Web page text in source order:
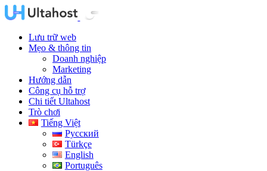
Lưu trữ web
Mẹo & thông tin
Doanh nghiệp
Marketing
Hướng dẫn
Công cụ hỗ trợ
Chi tiết Ultahost
Trò chơi
Tiếng Việt
Русский
Türkçe
English
Português